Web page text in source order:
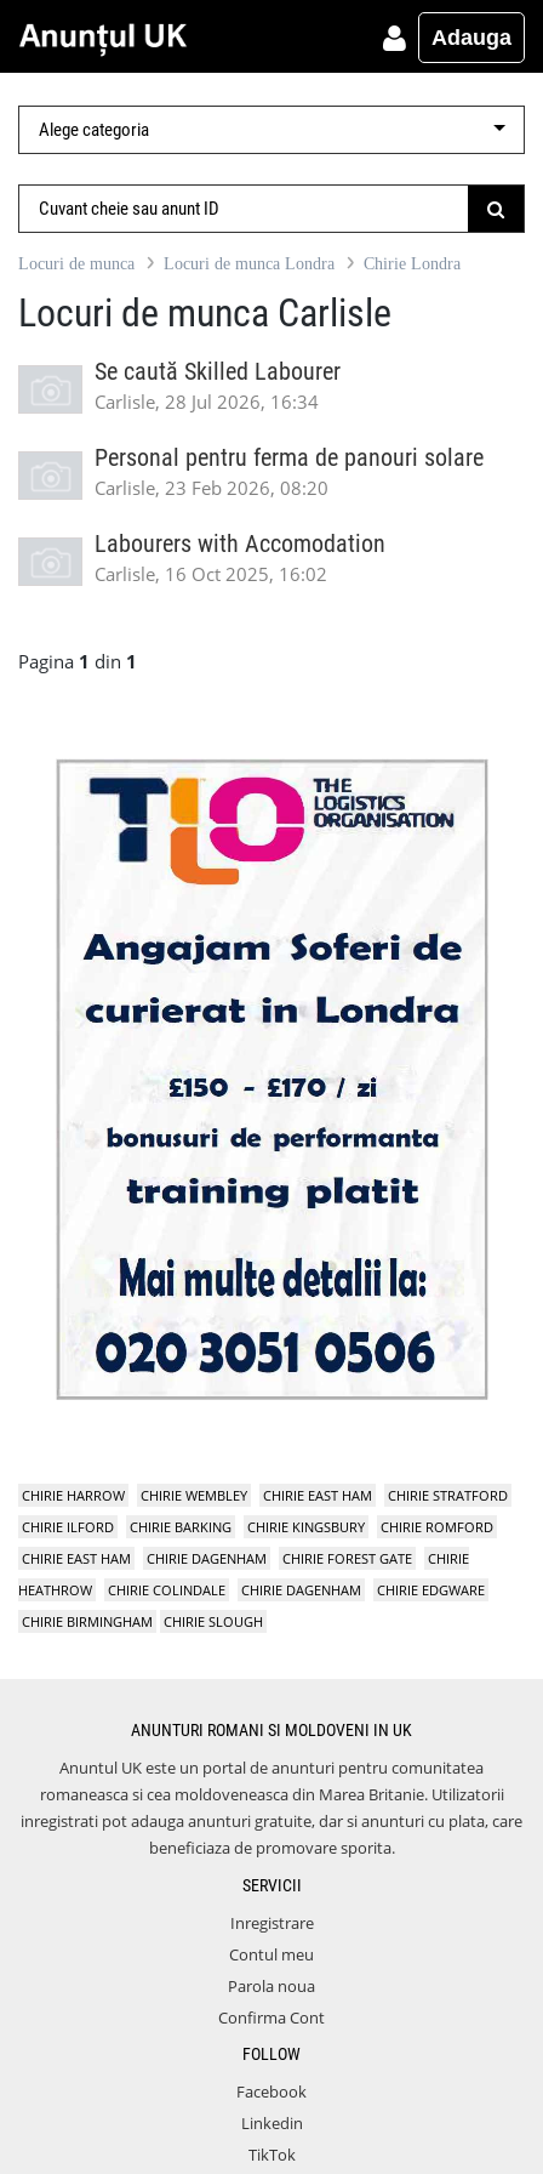
Adauga
Locuri de munca Locuri de munca Londra Chirie Londra
Locuri de munca Carlisle
Se caută Skilled Labourer
Carlisle, 28 Jul 2026, 16:34
Personal pentru ferma de panouri solare
Carlisle, 23 Feb 2026, 08:20
Labourers with Accomodation
Carlisle, 16 Oct 2025, 16:02
Pagina 1 din 1
CHIRIE HARROW CHIRIE WEMBLEY CHIRIE EAST HAM
CHIRIE STRATFORD
CHIRIE ILFORD
CHIRIE BARKING CHIRIE KINGSBURY
CHIRIE ROMFORD
CHIRIE EAST HAM
CHIRIE DAGENHAM CHIRIE FOREST GATE
CHIRIE
HEATHROW
CHIRIE COLINDALE CHIRIE DAGENHAM
CHIRIE EDGWARE
CHIRIE BIRMINGHAM
CHIRIE SLOUGH
ANUNTURI ROMANI SI MOLDOVENI IN UK
Anuntul UK este un portal de anunturi pentru comunitatea
romaneasca si cea moldoveneasca din Marea Britanie. Utilizatorii
inregistrati pot adauga anunturi gratuite, dar si anunturi cu plata, care
beneficiaza de promovare sporita.
SERVICII
Inregistrare
Contul meu
Parola noua
Confirma Cont
FOLLOW
Facebook
Linkedin
TikTok